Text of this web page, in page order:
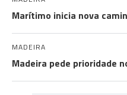
Marítimo inicia nova
MADEIRA
Madeira pede prioridade